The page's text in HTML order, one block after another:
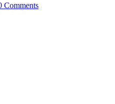
Comments